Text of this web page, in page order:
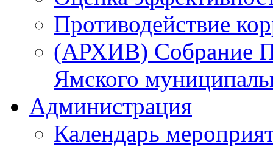
Противодействие
(АРХИВ) Собрание
Ямского
Администрация
Календарь